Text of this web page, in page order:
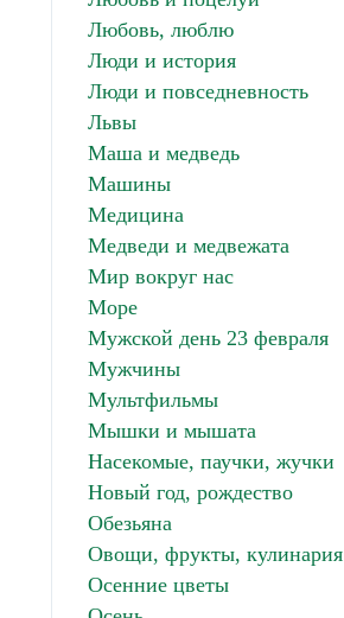
Любовь, люблю
Люди и история
Люди и повседневность
Львы
Маша и медведь
Машины
Медицина
Медведи и медвежата
Мир вокруг нас
Море
Мужской день 23 февраля
Мужчины
Мультфильмы
Мышки и мышата
Насекомые, паучки, жучки
Новый год, рождество
Обезьяна
Овощи, фрукты, кулинария
Осенние цветы